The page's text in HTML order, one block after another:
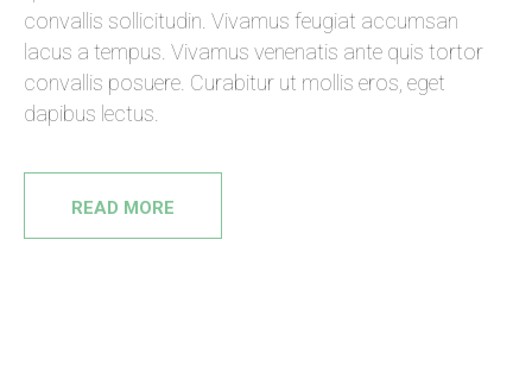
convallis sollicitudin. Vivamus feugiat accumsan
lacus a tempus. Vivamus venenatis ante quis tortor
convallis posuere. Curabitur ut mollis eros, eget
dapibus lectus.
READ MORE